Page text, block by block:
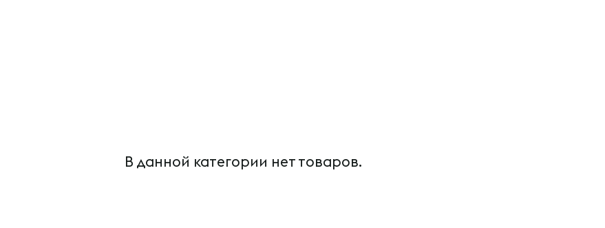
В данной категории нет товаров.